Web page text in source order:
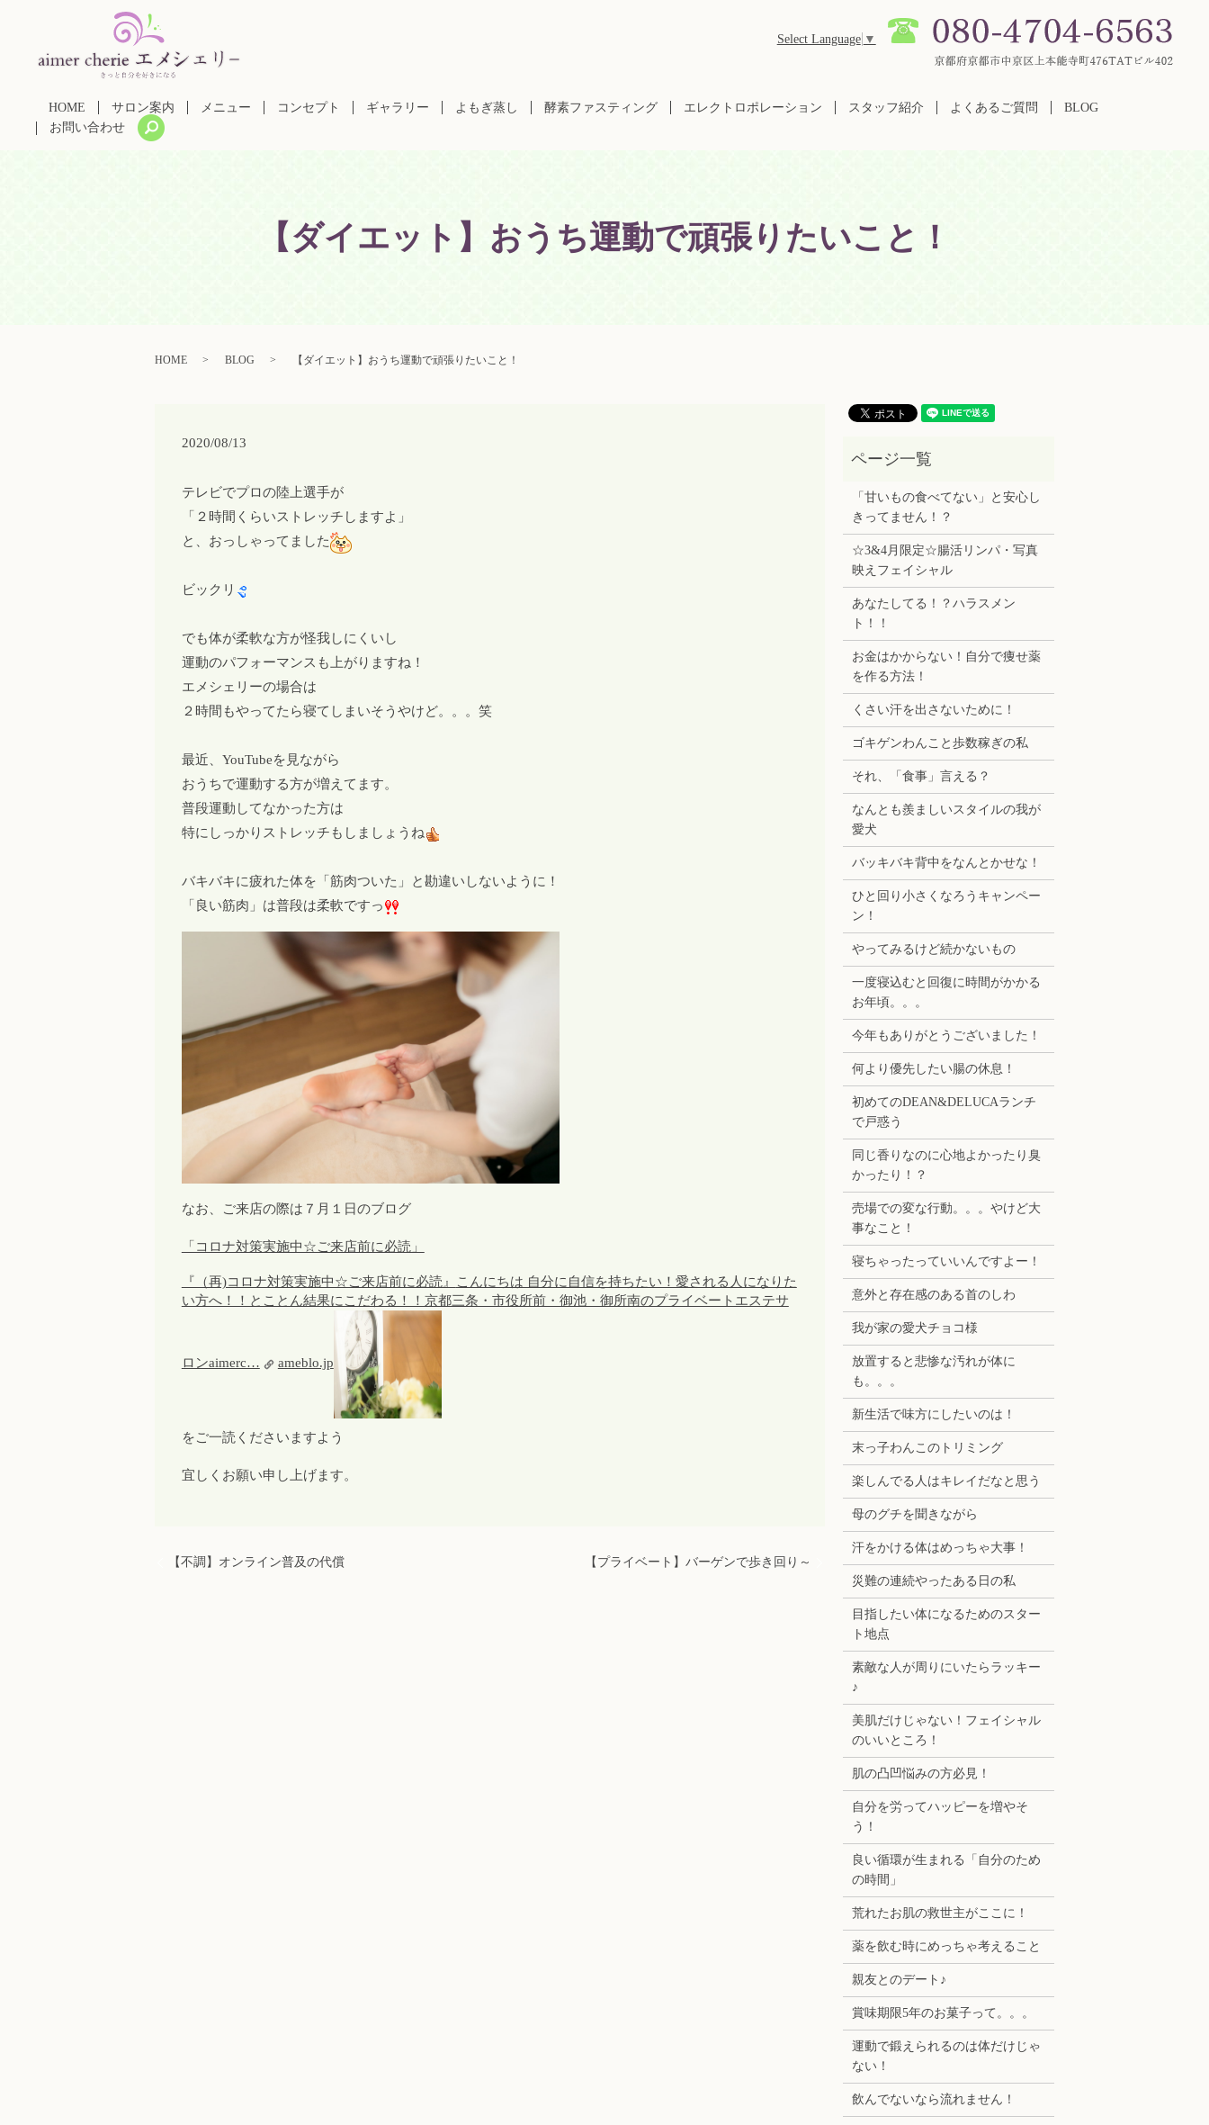
Select Language ▼
HOME サロン案内 メニュー コンセプト ギャラリー よもぎ蒸し 酵素ファスティング エレクトロポレーション スタッフ紹介 よくあるご質問
BLOG
お問い合わせ
【ダイエット】おうち運動で頑張りたいこと！
HOME BLOG 【ダイエット】おうち運動で頑張りたいこと！
2020/08/13
テレビでプロの陸上選手が
「２時間くらいストレッチしますよ」
と、おっしゃってました
ビックリ
でも体が柔軟な方が怪我しにくいし
運動のパフォーマンスも上がりますね！
エメシェリーの場合は
２時間もやってたら寝てしまいそうやけど。。。笑
最近、YouTubeを見ながら
おうちで運動する方が増えてます。
普段運動してなかった方は
特にしっかりストレッチもしましょうね
バキバキに疲れた体を「筋肉ついた」と勘違いしないように！
「良い筋肉」は普段は柔軟ですっ
なお、ご来店の際は７月１日のブログ
「コロナ対策実施中☆ご来店前に必読」
『（再)コロナ対策実施中☆ご来店前に必読』
こんにちは 自分に自信を持ちたい！愛される人になりた
い方へ！！とことん結果にこだわる！！京都三条・市役所前・御池・御所南のプライベートエステサ
ロンaimerc… ameblo.jp
をご一読くださいますよう
宜しくお願い申し上げます。
【不調】オンライン普及の代償 【プライベート】バーゲンで歩き回り～
「甘いもの食べてない」と安心し
きってません！？
☆3&4月限定☆腸活リンパ・写真
映えフェイシャル
あなたしてる！？ハラスメン
ト！！
お金はかからない！自分で痩せ薬
を作る方法！
くさい汗を出さないために！
ゴキゲンわんこと歩数稼ぎの私
それ、「食事」言える？
なんとも羨ましいスタイルの我が
愛犬
バッキバキ背中をなんとかせな！
ひと回り小さくなろうキャンペー
ン！
やってみるけど続かないもの
一度寝込むと回復に時間がかかる
お年頃。。。
今年もありがとうございました！
何より優先したい腸の休息！
初めてのDEAN&DELUCAランチ
で戸惑う
同じ香りなのに心地よかったり臭
かったり！？
売場での変な行動。。。やけど大
事なこと！
寝ちゃったっていいんですよー！
意外と存在感のある首のしわ
我が家の愛犬チョコ様
放置すると悲惨な汚れが体に
も。。。
新生活で味方にしたいのは！
末っ子わんこのトリミング
楽しんでる人はキレイだなと思う
母のグチを聞きながら
汗をかける体はめっちゃ大事！
災難の連続やったある日の私
目指したい体になるためのスター
ト地点
素敵な人が周りにいたらラッキー
♪
美肌だけじゃない！フェイシャル
のいいところ！
肌の凸凹悩みの方必見！
自分を労ってハッピーを増やそ
う！
良い循環が生まれる「自分のため
の時間」
荒れたお肌の救世主がここに！
薬を飲む時にめっちゃ考えること
親友とのデート♪
賞味期限5年のお菓子って。。。
運動で鍛えられるのは体だけじゃ
ない！
飲んでないなら流れません！